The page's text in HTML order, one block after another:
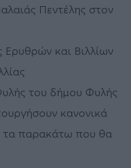
Πεντέλης στον
Ερυθρών και Βιλλίων
του δήμου Φυλής
κανονικά
τα παρακάτω που θα